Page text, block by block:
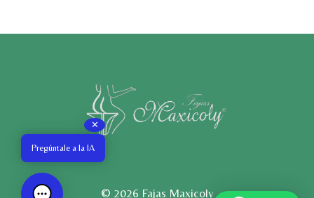
© 2026 Fajas Maxicoly
✕
Pregúntale a la IA